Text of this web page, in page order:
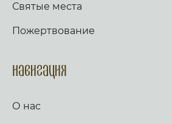
Святые места
Пожертвование
Навигация
О нас